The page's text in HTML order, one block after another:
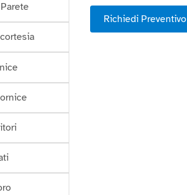
Richiedi Preventivo